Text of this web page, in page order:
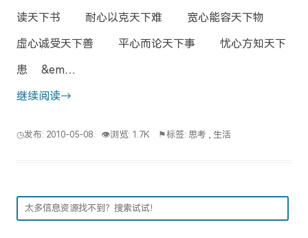
读天下书 耐心以克天下难 宽心能容天下物
虚心诚受天下善 平心而论天下事 忧心方知天下
患 &em…
继续阅读→
◷发布: 2010-05-08 👁浏览: 1.7K ⚑标签: 思考 , 生活